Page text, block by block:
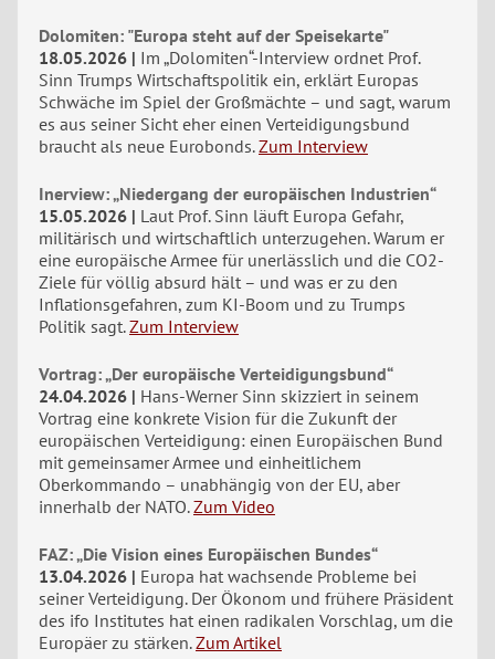
Dolomiten: "Europa steht auf der Speisekarte"
18.05.2026
Im „Dolomiten“-Interview ordnet Prof.
Sinn Trumps Wirtschaftspolitik ein, erklärt Europas
Schwäche im Spiel der Großmächte – und sagt, warum
es aus seiner Sicht eher einen Verteidigungsbund
braucht als neue Eurobonds. Zum Interview
Inerview: „Niedergang der europäischen Industrien“
15.05.2026
Laut Prof. Sinn läuft Europa Gefahr,
militärisch und wirtschaftlich unterzugehen. Warum er
eine europäische Armee für unerlässlich und die CO2-
Ziele für völlig absurd hält – und was er zu den
Inflationsgefahren, zum KI-Boom und zu Trumps
Politik sagt. Zum Interview
Vortrag: „Der europäische Verteidigungsbund“
24.04.2026
Hans-Werner Sinn skizziert in seinem
Vortrag eine konkrete Vision für die Zukunft der
europäischen Verteidigung: einen Europäischen Bund
mit gemeinsamer Armee und einheitlichem
Oberkommando – unabhängig von der EU, aber
innerhalb der NATO. Zum Video
FAZ: „Die Vision eines Europäischen Bundes“
13.04.2026
Europa hat wachsende Probleme bei
seiner Verteidigung. Der Ökonom und frühere Präsident
des ifo Institutes hat einen radikalen Vorschlag, um die
Europäer zu stärken. Zum Artikel